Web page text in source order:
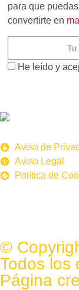
para que
convertirte en
He leído y
Aviso de
Aviso Legal
Política de
©
Todos los
Página